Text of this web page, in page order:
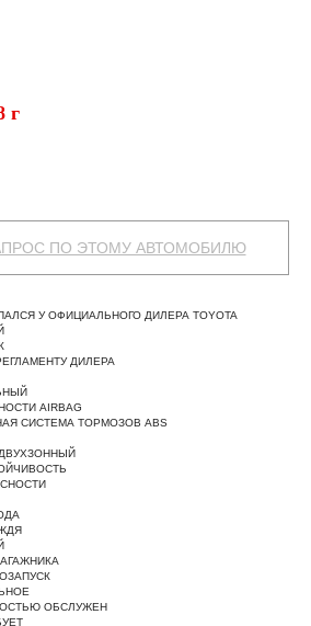
г
ПО ЭТОМУ АВТОМОБИЛЮ
У ОФИЦИАЛЬНОГО ДИЛЕРА TOYOTA
ДИЛЕРА
AIRBAG
СИСТЕМА ТОРМОЗОВ ABS
ОБСЛУЖЕН